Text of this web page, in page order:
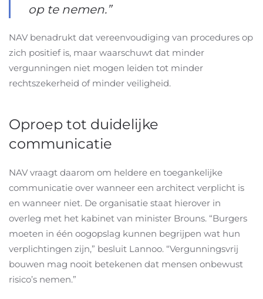
op te nemen.”
NAV benadrukt dat vereenvoudiging van procedures op
zich positief is, maar waarschuwt dat minder
vergunningen niet mogen leiden tot minder
rechtszekerheid of minder veiligheid.
Oproep tot duidelijke
communicatie
NAV vraagt daarom om heldere en toegankelijke
communicatie over wanneer een architect verplicht is
en wanneer niet. De organisatie staat hierover in
overleg met het kabinet van minister Brouns. “Burgers
moeten in één oogopslag kunnen begrijpen wat hun
verplichtingen zijn,” besluit Lannoo. “Vergunningsvrij
bouwen mag nooit betekenen dat mensen onbewust
risico’s nemen.”